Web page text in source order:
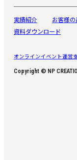
実績紹介 お客様
資料ダウンロード
オンラインイベント運営
Copyright © NP